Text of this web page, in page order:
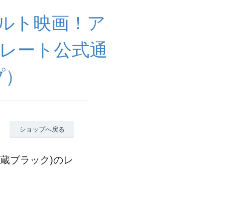
ト映画！ア
ート公式通
ショップへ戻る
ブラック)のレ